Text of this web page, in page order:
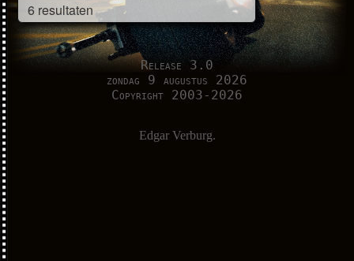
6 resultaten
Release 3.0
zondag 9 augustus 2026
Copyright 2003-2026
Edgar Verburg.